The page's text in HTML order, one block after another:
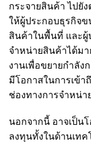
กระจายสินค้า ไปยัง
ให้ผู้ประกอบธุรกิจข
สินค้าในพื้นที่ และผู้
จำหน่ายสินค้าได้มา
งานเพื่อขยายกำลัง
มีโอกาสในการเข้
ช่องทางการจำหน่
นอกจากนี้ อาจเป็น
ลงทุนทั้งในด้านเท